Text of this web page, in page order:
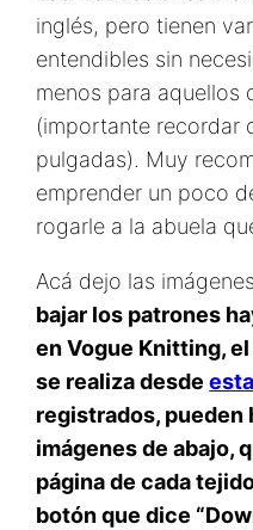
inglés, pero tienen
entendibles sin
menos para aquellos
(importante recordar
pulgadas). Muy
emprender un poco
rogarle a la abuela
Acá dejo las
bajar los patrones
en Vogue Knitting,
se realiza desde
registrados, pueden
imágenes de abajo,
página de cada
botón que dice